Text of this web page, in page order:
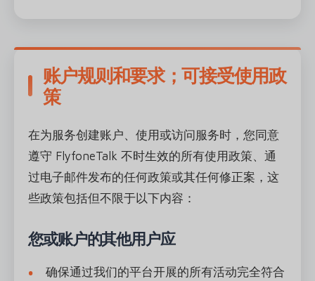
账户规则和要求；可接受使用政
策
在为服务创建账户、使用或访问服务时，您同意
遵守 FlyfoneTalk 不时生效的所有使用政策、通
过电子邮件发布的任何政策或其任何修正案，这
些政策包括但不限于以下内容：
您或账户的其他用户应
确保通过我们的平台开展的所有活动完全符合